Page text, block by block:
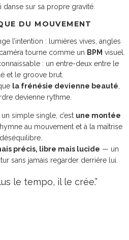
danse sur sa propre gravité.
DU MOUVEMENT
l’intention : lumières vives, angles
tourne comme un BPM visuel.
: un entre-deux entre le
et le groove brut.
la frénésie devienne beauté
devienne rythme.
un simple single, c’est une montée
hymne au mouvement et à la maîtrise
précis, libre mais lucide — un
sans jamais regarder derrière lui.
le tempo, il le crée.”